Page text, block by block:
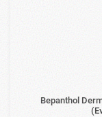
Bepanthol